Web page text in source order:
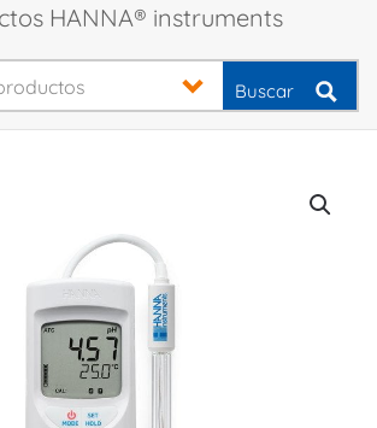
HANNA® instruments
Buscar